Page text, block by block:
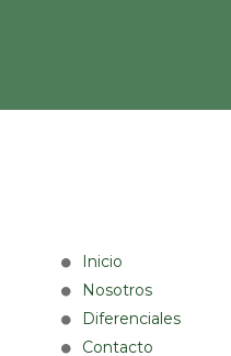
Inicio
Nosotros
Diferenciales
Contacto